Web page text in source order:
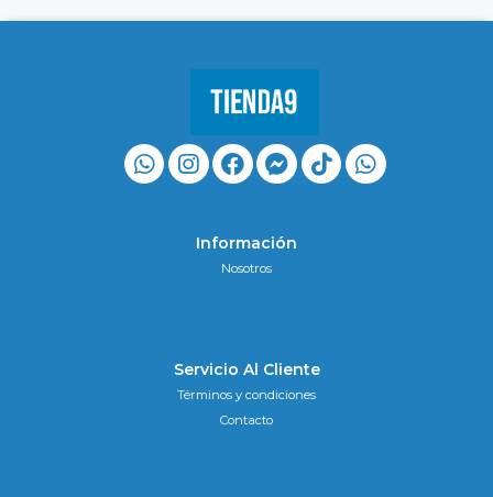
Información
Nosotros
Servicio Al Cliente
Términos y condiciones
Contacto